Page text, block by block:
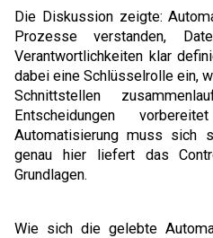
Die Diskussion zeigte:
Prozesse verstanden,
Verantwortlichkeiten klar
dabei eine Schlüsselrolle ein,
Schnittstellen
Entscheidungen
Automatisierung muss sich
genau hier liefert das
Grundlagen.
Wie sich die gelebte